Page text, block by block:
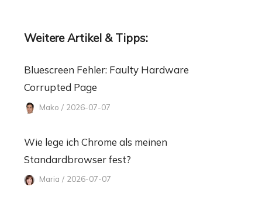
Weitere Artikel & Tipps:
Bluescreen Fehler: Faulty Hardware
Corrupted Page
Mako / 2026-07-07
Wie lege ich Chrome als meinen
Standardbrowser fest?
Maria / 2026-07-07